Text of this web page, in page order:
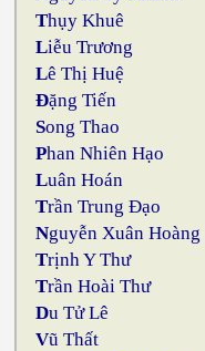
Thụy Khuê
Liễu Trương
Lê Thị Huệ
Đặng Tiến
Song Thao
Phan Nhiên Hạo
Luân Hoán
Trần Trung Đạo
Nguyễn Xuân Hoàng
Trịnh Y Thư
Trần Hoài Thư
Du Tử Lê
Vũ Thất